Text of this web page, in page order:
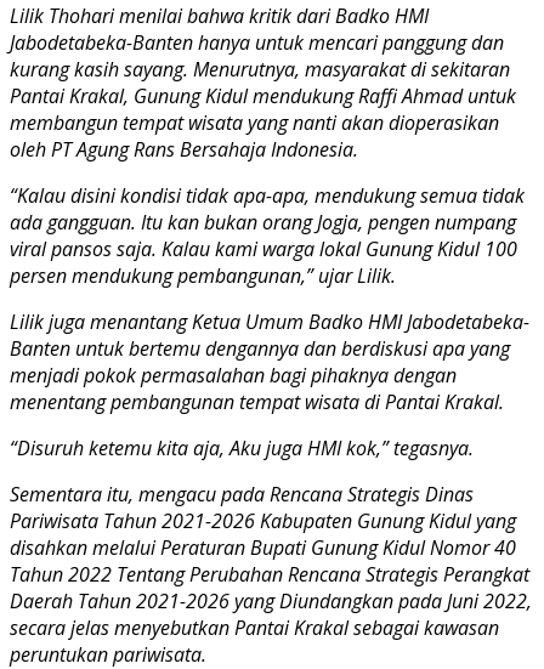
Lilik Thohari menilai bahwa kritik dari Badko HMI
Jabodetabeka-Banten hanya untuk mencari panggung dan
kurang kasih sayang. Menurutnya, masyarakat di sekitaran
Pantai Krakal, Gunung Kidul mendukung Raffi Ahmad untuk
membangun tempat wisata yang nanti akan dioperasikan
oleh PT Agung Rans Bersahaja Indonesia.
“Kalau disini kondisi tidak apa-apa, mendukung semua tidak
ada gangguan. Itu kan bukan orang Jogja, pengen numpang
viral pansos saja. Kalau kami warga lokal Gunung Kidul 100
persen mendukung pembangunan,” ujar Lilik.
Lilik juga menantang Ketua Umum Badko HMI Jabodetabeka-
Banten untuk bertemu dengannya dan berdiskusi apa yang
menjadi pokok permasalahan bagi pihaknya dengan
menentang pembangunan tempat wisata di Pantai Krakal.
“Disuruh ketemu kita aja, Aku juga HMI kok,” tegasnya.
Sementara itu, mengacu pada Rencana Strategis Dinas
Pariwisata Tahun 2021-2026 Kabupaten Gunung Kidul yang
disahkan melalui Peraturan Bupati Gunung Kidul Nomor 40
Tahun 2022 Tentang Perubahan Rencana Strategis Perangkat
Daerah Tahun 2021-2026 yang Diundangkan pada Juni 2022,
secara jelas menyebutkan Pantai Krakal sebagai kawasan
peruntukan pariwisata.